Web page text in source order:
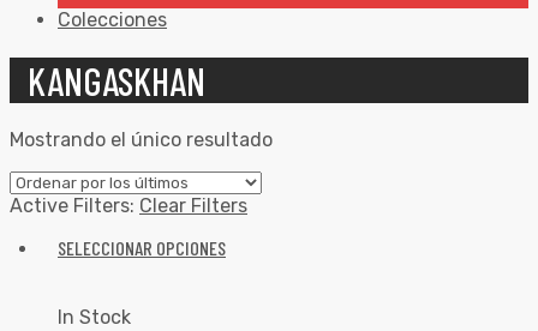
Colecciones
KANGASKHAN
Mostrando el único resultado
Active Filters: Clear Filters
SELECCIONAR OPCIONES
In Stock